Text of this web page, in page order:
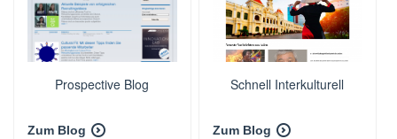
Prospective Blog
Zum Blog
Schnell Interkulturell
Zum Blog